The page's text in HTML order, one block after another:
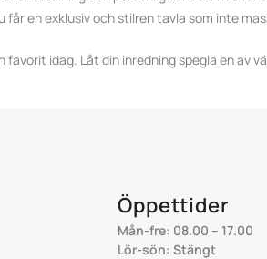
en exklusiv och stilren tavla som inte
idag. Låt din inredning spegla en av
Öppettider
Mån-fre: 08.00 – 17.00
Lör-sön: Stängt